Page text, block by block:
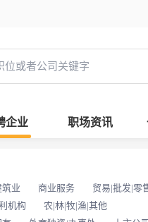
企业 职场资讯
筑业 商业服务 贸易|批发|零
机构
农|林|牧|渔|其他